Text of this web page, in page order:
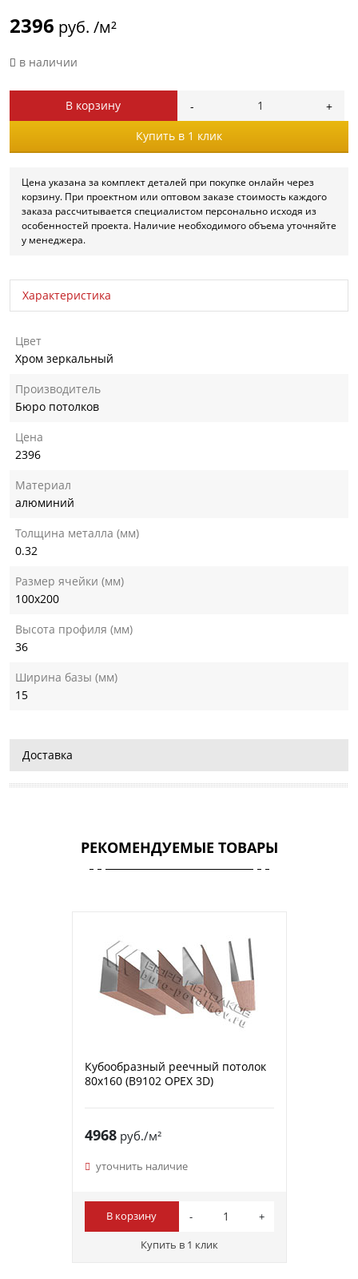
2396 руб. /м²
в наличии
В корзину
Купить в 1 клик
Цена указана за комплект деталей при покупке онлайн через
корзину. При проектном или оптовом заказе стоимость каждого
заказа рассчитывается специалистом персонально исходя из
особенностей проекта. Наличие необходимого объема уточняйте
у менеджера.
Характеристика
Цвет
Хром зеркальный
Производитель
Бюро потолков
Цена
2396
Материал
алюминий
Толщина металла (мм)
0.32
Размер ячейки (мм)
100х200
Высота профиля (мм)
36
Ширина базы (мм)
15
Доставка
РЕКОМЕНДУЕМЫЕ ТОВАРЫ
Кубообразный реечный потолок
80х160 (B9102 ОРЕХ 3D)
4968руб./м²
уточнить наличие
В корзину
Купить в 1 клик